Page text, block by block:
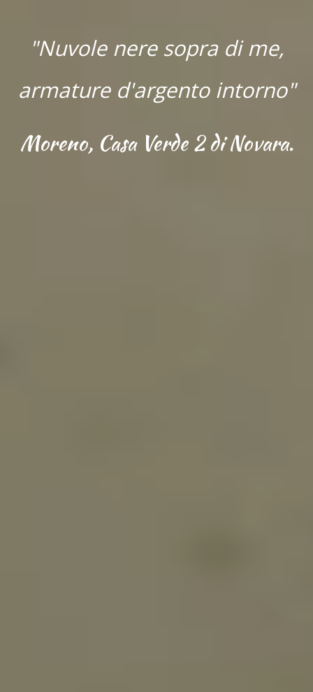
"Nuvole nere sopra di me,
armature d'argento intorno"
Moreno, Casa Verde 2 di Novara.